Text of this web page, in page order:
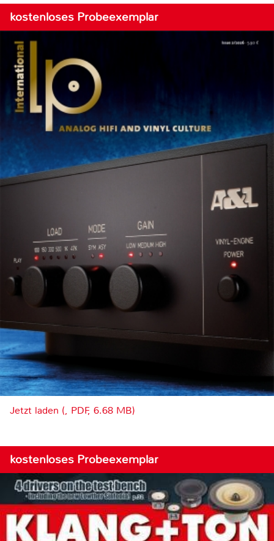
kostenloses Probeexemplar
Jetzt laden (, PDF, 6.68 MB)
kostenloses Probeexemplar